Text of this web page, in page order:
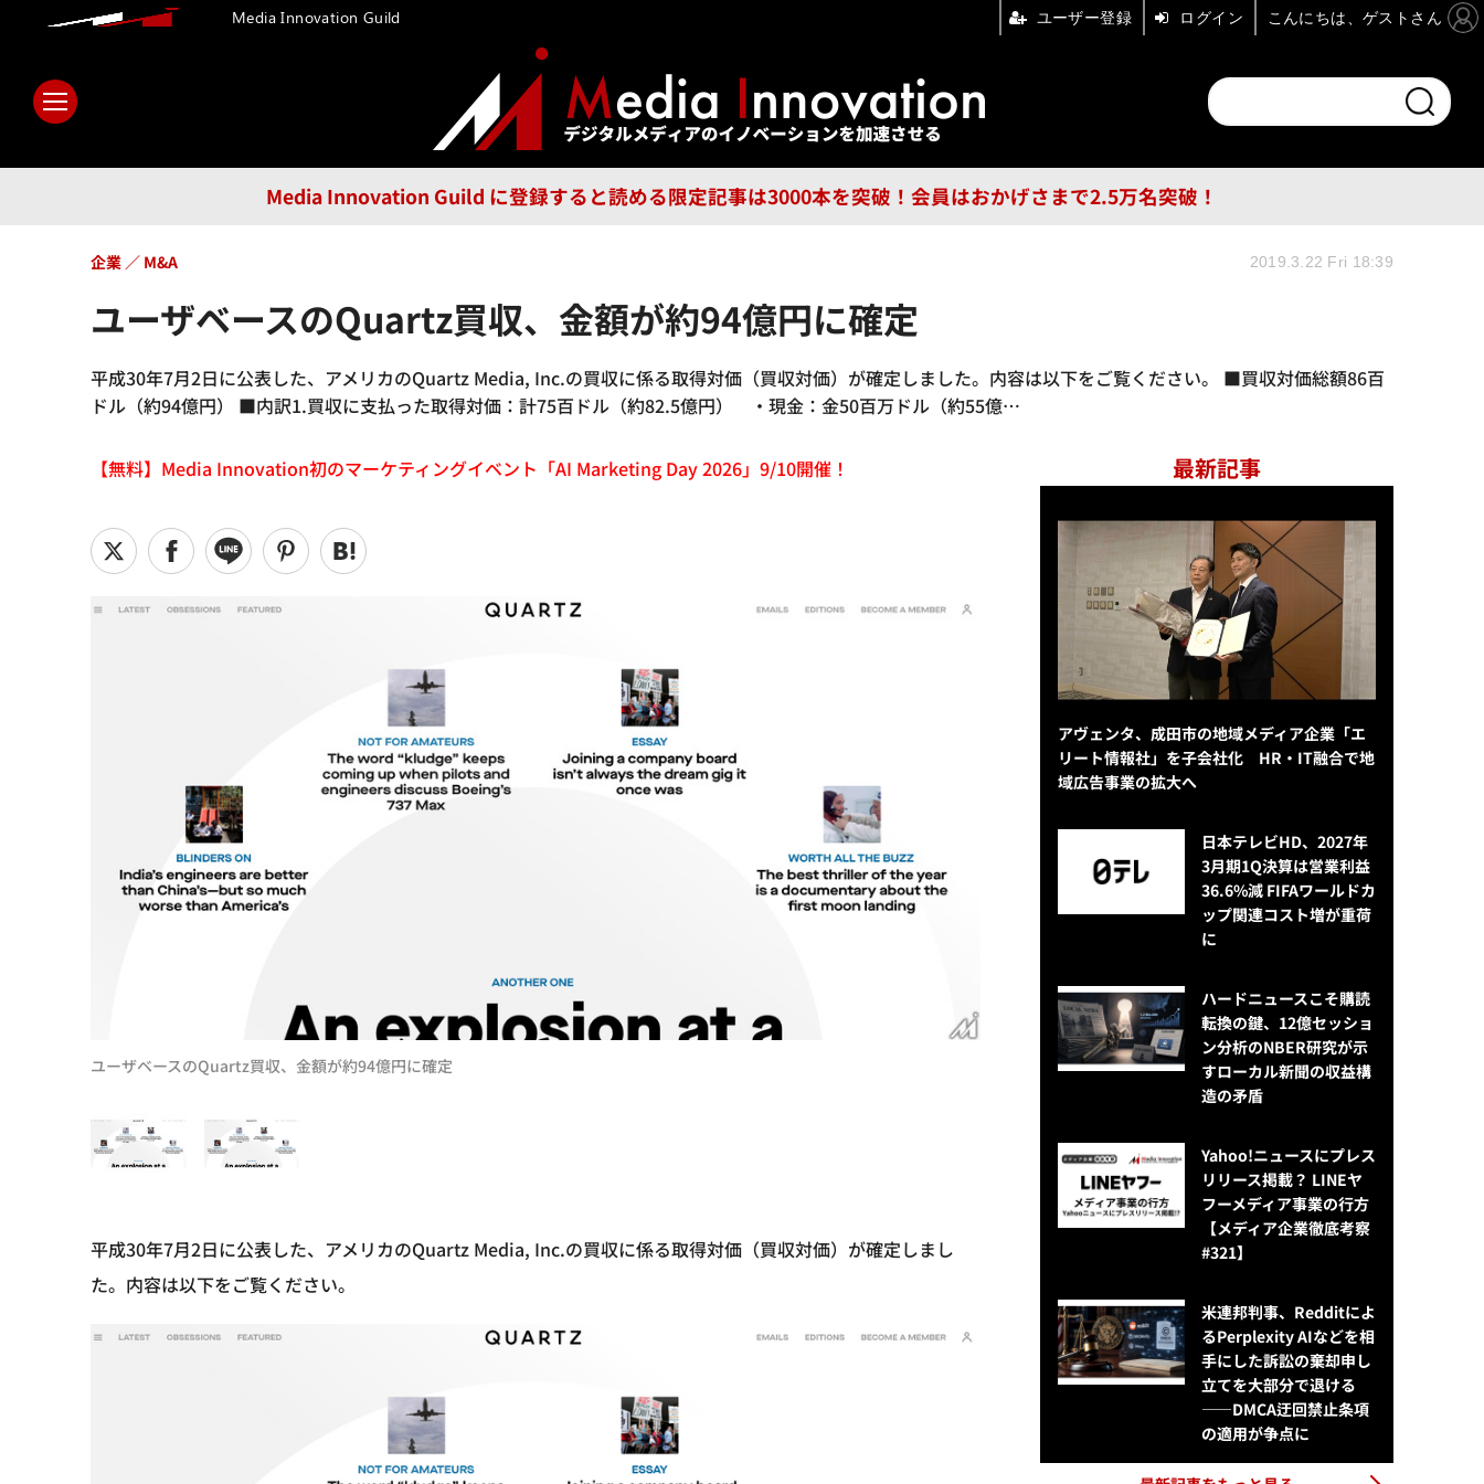
Media Innovation Guild に登録すると読める限定記事は3000本を突破！会員はおかげさまで2.5万名突破！
メディア テクノロジー 広告 企業 特集 ブランドチャンネル
フォーエム その他
ユーザベースのQuartz買収、金額が約94億円に確定
平成30年7月2日に公表した、アメリカのQuartz Media, Inc.の買収に係る取得対価（買収対価）が確定しました。内容は以下をご覧ください。 ■買収対価総額86百
ドル（約94億円） ■内訳1.買収に支払った取得対価：計75百ドル（約82.5億円） ・現金：金50百万ドル（約55億…
企業 M&A 2019.3.22 Fri 18:39
【無料】Media Innovation初のマーケティングイベント「AI Marketing Day 2026」9/10開催！
ユーザベースのQuartz買収、金額が約94億円に確定
平成30年7月2日に公表した、アメリカのQuartz Media, Inc.の買収に係る取得対価（買収対価）が確定しまし
た。内容は以下をご覧ください。
最新記事
アヴェンタ、成田市の地域メディア企業「エ
リート情報社」を子会社化 HR・IT融合で地
域広告事業の拡大へ
日本テレビHD、2027年
3月期1Q決算は営業利益
36.6%減 FIFAワールドカ
ップ関連コスト増が重荷
に
ハードニュースこそ購読
転換の鍵、12億セッショ
ン分析のNBER研究が示
すローカル新聞の収益構
造の矛盾
Yahoo!ニュースにプレス
リリース掲載？ LINEヤ
フーメディア事業の行方
【メディア企業徹底考察
#321】
米連邦判事、Redditによ
るPerplexity AIなどを相
手にした訴訟の棄却申し
立てを大部分で退ける
——DMCA迂回禁止条項
の適用が争点に
Media Innovation Guild ユーザー登録 ログイン こんにちは、ゲストさん